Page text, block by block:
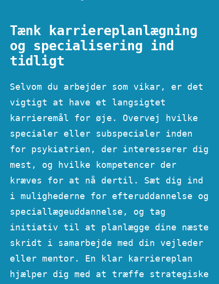
Tænk karriereplanlægning
og specialisering ind
tidligt
Selvom du arbejder som vikar, er det
vigtigt at have et langsigtet
karrieremål for øje. Overvej hvilke
specialer eller subspecialer inden
for psykiatrien, der interesserer dig
mest, og hvilke kompetencer der
kræves for at nå dertil. Sæt dig ind
i mulighederne for efteruddannelse og
speciallægeuddannelse, og tag
initiativ til at planlægge dine næste
skridt i samarbejde med din vejleder
eller mentor. En klar karriereplan
hjælper dig med at træffe strategiske